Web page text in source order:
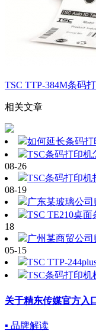
TSC TTP-384M条码
相关文章
如何延长条码
TSC条码打印机
08-26
TSC条码打印机
08-19
广东某玻璃公
TSC TE210桌
18
广州某商贸公司
05-15
TSC TTP-
TSC条码打印机
关于精东传媒官方入
▪ 品牌解读